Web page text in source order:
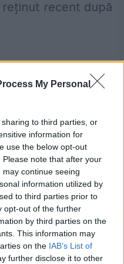
My Personal
to third parties, or
information for
use the below opt-out
note that after your
continue seeing
information utilized by
to third parties prior to
opt-out of the further
by third parties on the
This information may
on the IAB’s List of
further disclose it to other
reținut recent după
în așteptare. De ce
Române
Curtea de